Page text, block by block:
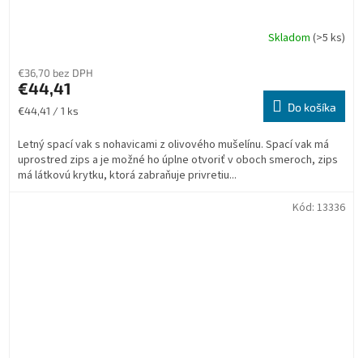
Skladom (>5 ks)
€36,70 bez DPH
€44,41
Jednotková
€44,41 / 1 ks Do košíka
Letný spací vak s nohavicami z olivového mušelínu. Spací vak má
uprostred zips a je možné ho úplne otvoriť v oboch smeroch, zips
má látkovú krytku, ktorá zabraňuje privretiu...
Kód: 13336